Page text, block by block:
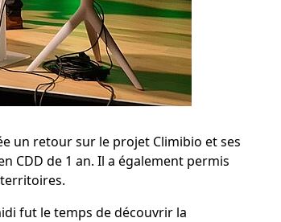
un retour sur le projet Climibio et ses
CDD de 1 an. Il a également permis
fut le temps de découvrir la